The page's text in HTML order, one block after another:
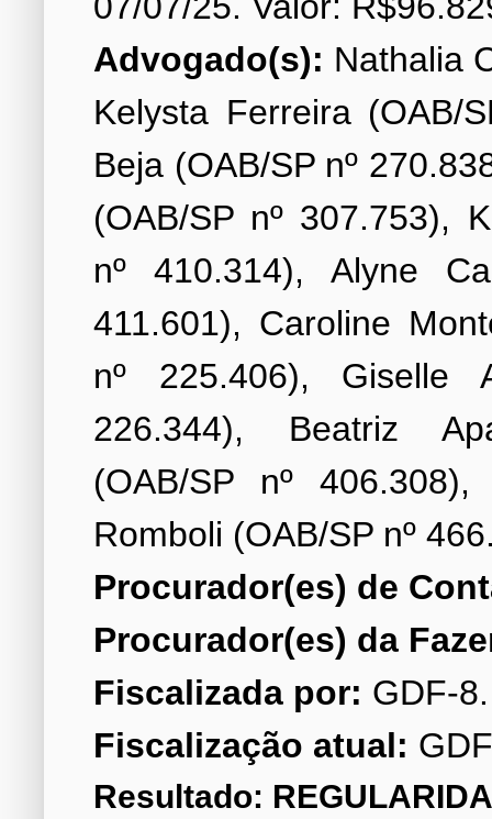
Advogado(s): Nathalia
Kelysta Ferreira (OAB/
Beja (OAB/SP nº
(OAB/SP nº 307.753),
nº 410.314), Alyne
411.601), Caroline
nº 225.406), Giselle
226.344), Beatriz
(OAB/SP nº
Procurador(es) de
Procurador(es) da
Fiscalizada por:
Fiscalização atual:
Resultado: